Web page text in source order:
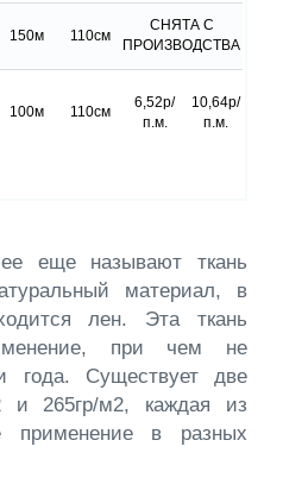
150м 110см
СНЯТА С
ПРОИЗВОДСТВА
100м 110см
6,52р/
п.м.
10,64р/
п.м.
еще называют ткань
материал, в
лен. Эта ткань
при чем не
года. Существует две
и 265гр/м2, каждая из
применение в разных